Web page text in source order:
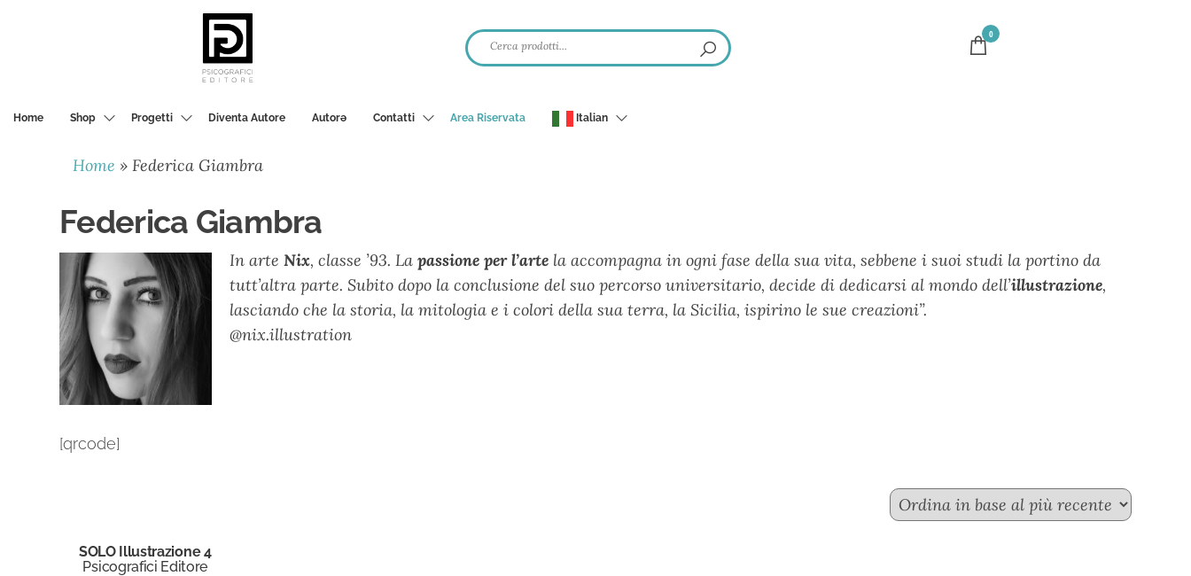
0
Home Shop Progetti Diventa Autore Autorә Contatti Area Riservata Italian
Home »Federica Giambra
Federica Giambra
In arteNix, classe ’93. Lapassione per l’arte la accompagna in ogni fase della sua vita, sebbene i suoi studi la portino da
tutt’altra parte. Subito dopo la conclusione del suo percorso universitario, decide di dedicarsi al mondo dell’illustrazione,
lasciando che la storia, la mitologia e i colori della sua terra, la Sicilia, ispirino le sue creazioni”.
@nix.illustration
[qrcode]
SOLO Illustrazione 4
Psicografici Editore